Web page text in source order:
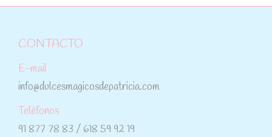
CONTACTO
E-mail
info@dulcesmagicosdepatricia.com
Teléfonos
91 877 78 83 / 618 59 92 19